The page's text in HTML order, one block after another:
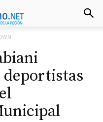
deportistas